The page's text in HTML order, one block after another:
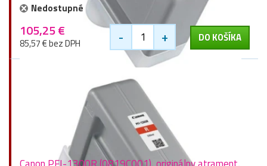
Nedostupné
105,25 €
85,57 € bez DPH - + DO KOŠÍKA